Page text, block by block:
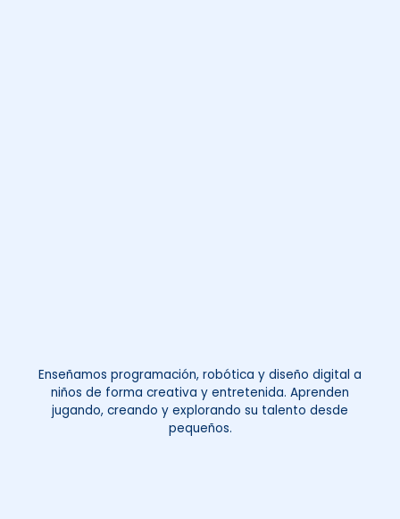
Enseñamos programación, robótica y diseño digital a
niños de forma creativa y entretenida. Aprenden
jugando, creando y explorando su talento desde
pequeños.